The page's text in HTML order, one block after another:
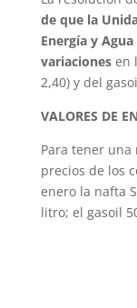
de que la
Energía y
variacionesen
2,40) y del
VALORES DE
Para tener una
precios de los
enero la nafta
litro; el gasoil